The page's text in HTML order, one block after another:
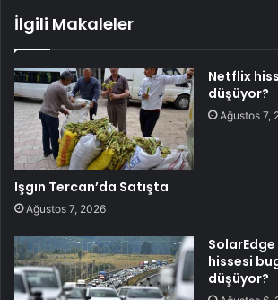
İlgili Makaleler
Işgın Tercan’da Satışta
Ağustos 7, 2026
Netflix
düşüyor?
Ağustos 7,
hissesi
düşüyor?